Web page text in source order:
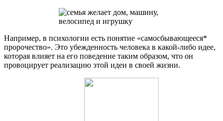
Например, в психологии есть понятие «самосбывающееся*
пророчество». Это убежденность человека в какой-либо идее,
которая влияет на его поведение таким образом, что он
провоцирует реализацию этой идеи в своей жизни.